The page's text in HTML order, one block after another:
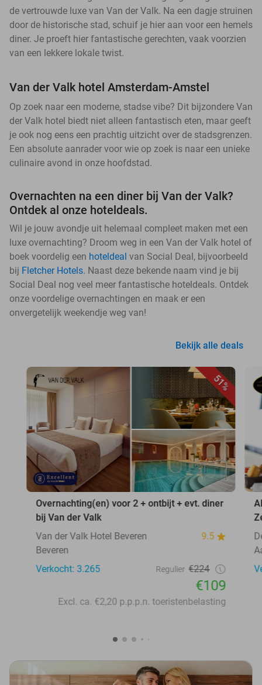
de vertrouwde luxe van Van der Valk. Na een dagje struinen
door de historische stad, schuif je hier aan voor een hemels
diner. Je proeft hier fantastische gerechten, vaak voorzien
van een lekkere lokale twist.
Van der Valk hotel Amsterdam-Amstel
Op zoek naar een moderne, stadse vibe? Dit bijzondere Van
der Valk hotel biedt niet alleen fantastisch eten, maar geeft
je ook nog eens een prachtig uitzicht over de stadsgrenzen.
Een absolute aanrader voor wie op zoek is naar een unieke
culinaire avond in onze hoofdstad.
Overnachten na een diner bij Van der Valk?
Ontdek al onze hoteldeals.
Wil je jouw avondje uit helemaal compleet maken met een
luxe overnachting? Droom weg in een Van der Valk hotel of
boek voordelig een hoteldeal van Social Deal, bijvoorbeeld
bij Fletcher Hotels. Naast deze bekende naam vind je bij
Social Deal nog veel meer fantastische hoteldeals. Ontdek
onze voordelige overnachtingen en maak er een
onvergetelijk weekendje weg van!
Bekijk alle deals
51%
Overnachting(en) voor 2 + ontbijt + evt. diner
bij Van der Valk
Van der Valk Hotel Beveren
9.5
Beveren
Verkocht: 3.265
Regulier €224
€109
Excl. ca. €2,20 p.p.p.n. toeristenbelasting